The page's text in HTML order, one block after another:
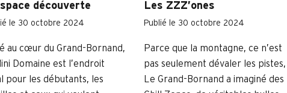
découverte
le 30 octobre 2024
au cœur du Grand-Bornand,
Domaine est l’endroit
pour les débutants, les
Les ZZZ’ones
Publié le 30 octobre 2024
Parce que la montagne, ce n’est
pas seulement dévaler les pistes,
Le Grand-Bornand a imaginé des